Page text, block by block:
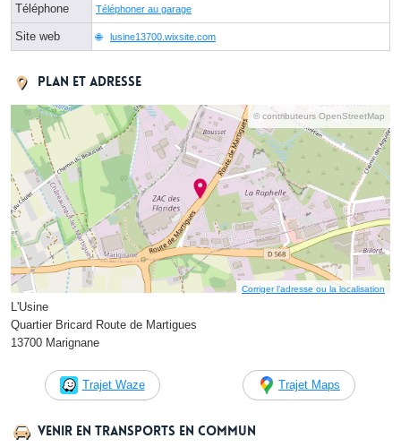
Téléphone Téléphoner au garage
Site web lusine13700.wixsite.com
Plan et adresse
© contributeurs OpenStreetMap
Corriger l’adresse ou la localisation
L'Usine
Quartier Bricard Route de Martigues
13700 Marignane
Trajet Waze Trajet Maps
Venir en transports en commun